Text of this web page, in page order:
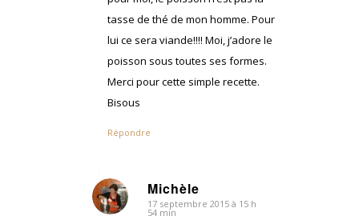
tasse de thé de mon homme. Pour
lui ce sera viande!!!! Moi, j’adore le
poisson sous toutes ses formes.
Merci pour cette simple recette.
Bisous
Répondre
Michèle
dit
17 septembre 2015 à 15 h
54 min